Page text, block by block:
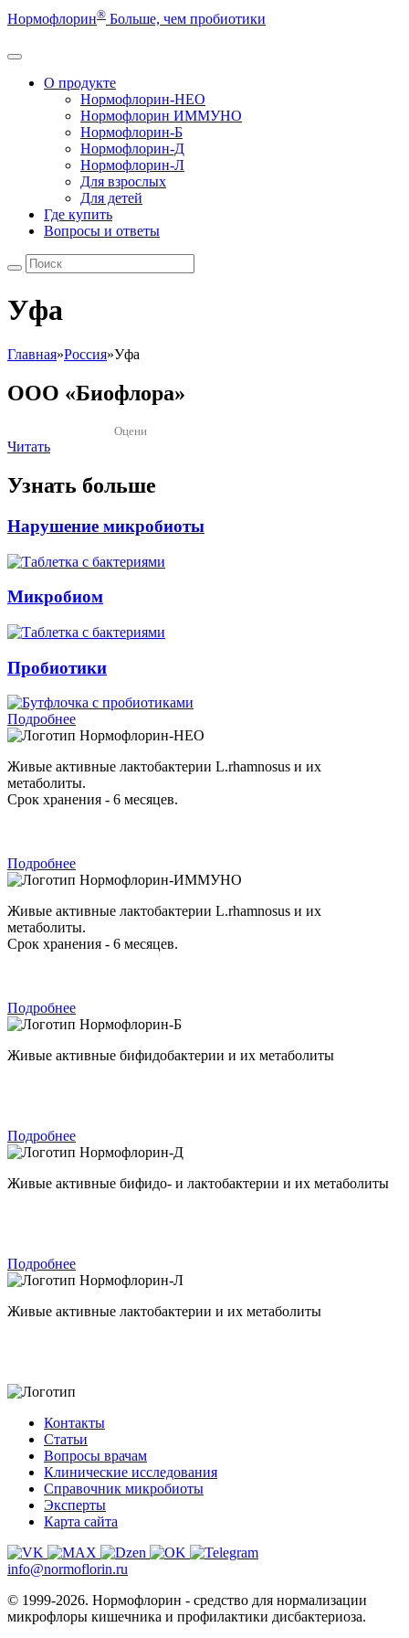
Нормофлорин® Больше, чем пробиотики
О продукте
Нормофлорин-НЕО
Нормофлорин ИММУНО
Нормофлорин-Б
Нормофлорин-Д
Нормофлорин-Л
Для взрослых
Для детей
Где купить
Вопросы и ответы
Уфа
Главная»Россия»Уфа
ООО «Биофлора»
Оцени
Читать
Узнать больше
Нарушение микробиоты
Микробиом
Пробиотики
Подробнее
Нормофлорин-НЕО
Живые активные лактобактерии L.rhamnosus и их
метаболиты.
Срок хранения - 6 месяцев.
Подробнее
Нормофлорин-ИММУНО
Живые активные лактобактерии L.rhamnosus и их
метаболиты.
Срок хранения - 6 месяцев.
Подробнее
Нормофлорин-Б
Живые активные бифидобактерии и их метаболиты
Подробнее
Нормофлорин-Д
Живые активные бифидо- и лактобактерии и их метаболиты
Подробнее
Нормофлорин-Л
Живые активные лактобактерии и их метаболиты
Контакты
Статьи
Вопросы врачам
Клинические исследования
Справочник микробиоты
Эксперты
Карта сайта
info@normoflorin.ru
© 1999-2026. Нормофлорин - средство для нормализации
микрофлоры кишечника и профилактики дисбактериоза.